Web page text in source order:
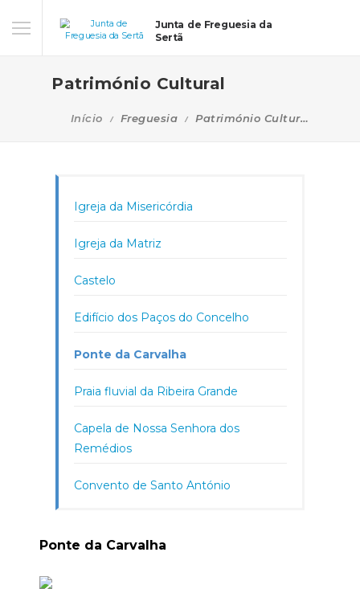
Junta de Freguesia da
Sertã
Património Cultural
Início Freguesia Património Cultural
Igreja da Misericórdia
Igreja da Matriz
Castelo
Edifício dos Paços do Concelho
Ponte da Carvalha
Praia fluvial da Ribeira Grande
Capela de Nossa Senhora dos
Remédios
Convento de Santo António
Ponte da Carvalha